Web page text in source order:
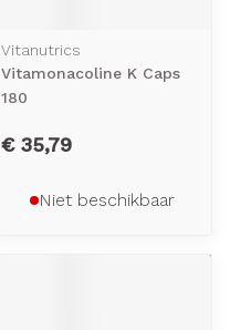
Vitanutrics
Vitamonacoline K Caps
180
€ 35,79
Niet beschikbaar